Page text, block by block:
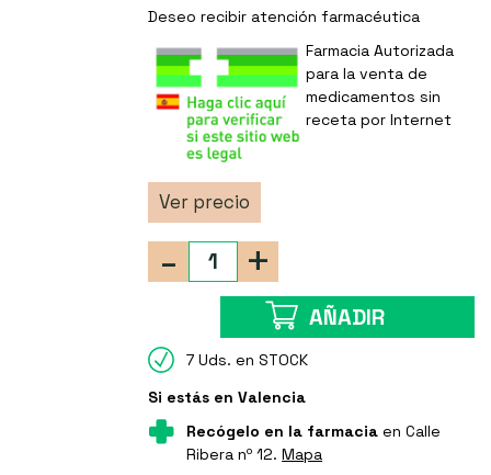
Deseo recibir atención farmacéutica
Farmacia Autorizada
para la venta de
medicamentos sin
receta por Internet
Ver precio
+
-
AÑADIR
7 Uds. en STOCK
Si estás en Valencia
Recógelo en la farmacia en Calle
Ribera nº 12.Mapa